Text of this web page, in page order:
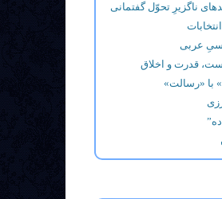
ناگزیرِ تحوّل گفتمانی
عربی
قدرت و اخلاق
با «رسالت»